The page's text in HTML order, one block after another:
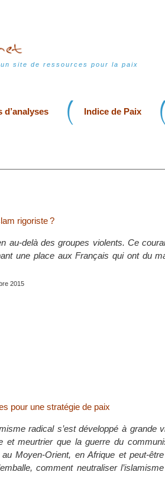
un site de ressources pour la paix
d’analyses Indice de Paix
rigoriste ?
au-delà des groupes violents. Ce
une place aux Français qui ont du
2015
pour une stratégie de paix
radical s’est développé à grande
et meurtrier que la guerre du
Moyen-Orient, en Afrique et peut-
comment neutraliser